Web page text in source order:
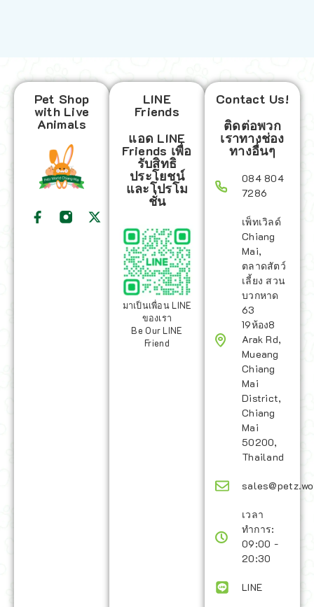
Pet Shop
with Live
Animals
LINE
Friends
แอด LINE
Friends เพื่อ
รับสิทธิ
ประโยชน์
และโปรโม
ชั่น
มาเป็นเพื่อน LINE
ของเรา
Be Our LINE
Friend
Contact Us!
ติดต่อพวก
เราทางช่อง
ทางอื่นๆ
084 804
7286
เพ็ทเวิลด์
Chiang
Mai,
ตลาดสัตว์
เลี้ยง สวน
บวกหาด
63
19ห้อง8
Arak Rd,
Mueang
Chiang
Mai
District,
Chiang
Mai
50200,
Thailand
เวลา
ทำการ:
09:00 -
20:30
LINE